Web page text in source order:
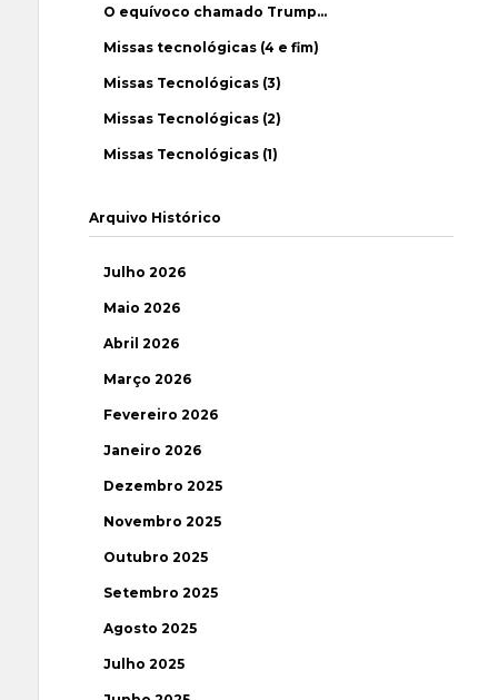
O equívoco chamado Trump…
Missas tecnológicas (4 e fim)
Missas Tecnológicas (3)
Missas Tecnológicas (2)
Missas Tecnológicas (1)
Arquivo Histórico
Julho 2026
Maio 2026
Abril 2026
Março 2026
Fevereiro 2026
Janeiro 2026
Dezembro 2025
Novembro 2025
Outubro 2025
Setembro 2025
Agosto 2025
Julho 2025